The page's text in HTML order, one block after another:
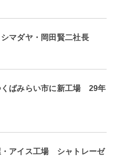
マダヤ・岡田賢二社長
くばみらい市に新工場 29年
・アイス工場 シャトレーゼ